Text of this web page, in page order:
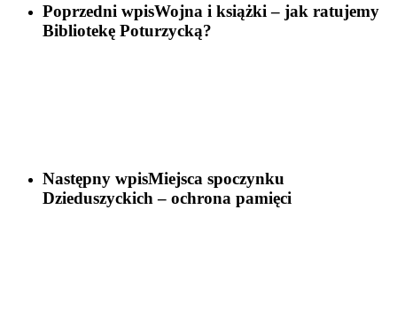
Poprzedni wpisWojna i książki – jak ratujemy
Bibliotekę Poturzycką?
Następny wpisMiejsca spoczynku
Dzieduszyckich – ochrona pamięci